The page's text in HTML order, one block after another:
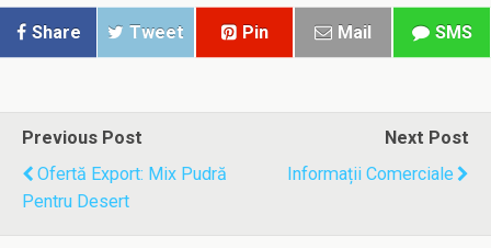
Share Tweet Pin Mail SMS
Previous Post
Ofertă Export: Mix Pudră
Pentru Desert
Next Post
Informații Comerciale